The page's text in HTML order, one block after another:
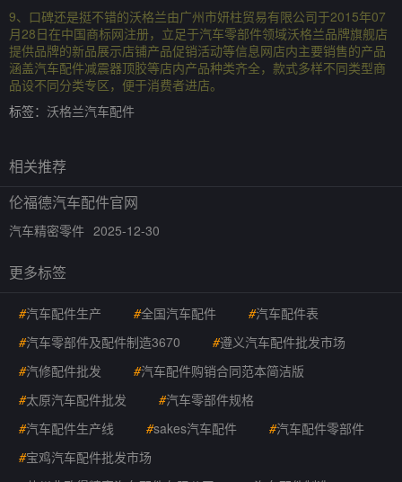
9、口碑还是挺不错的沃格兰由广州市妍柱贸易有限公司于2015年07
月28日在中国商标网注册，立足于汽车零部件领域沃格兰品牌旗舰店
提供品牌的新品展示店铺产品促销活动等信息网店内主要销售的产品
涵盖汽车配件减震器顶胶等店内产品种类齐全，款式多样不同类型商
品设不同分类专区，便于消费者进店。
标签： 沃格兰汽车配件
相关推荐
伦福德汽车配件官网
汽车精密零件 2025-12-30
更多标签
#汽车配件生产 #全国汽车配件 #汽车配件表
#汽车零部件及配件制造3670 #遵义汽车配件批发市场
#汽修配件批发 #汽车配件购销合同范本简洁版
#太原汽车配件批发 #汽车零部件规格
#汽车配件生产线 #sakes汽车配件 #汽车配件零部件
#宝鸡汽车配件批发市场